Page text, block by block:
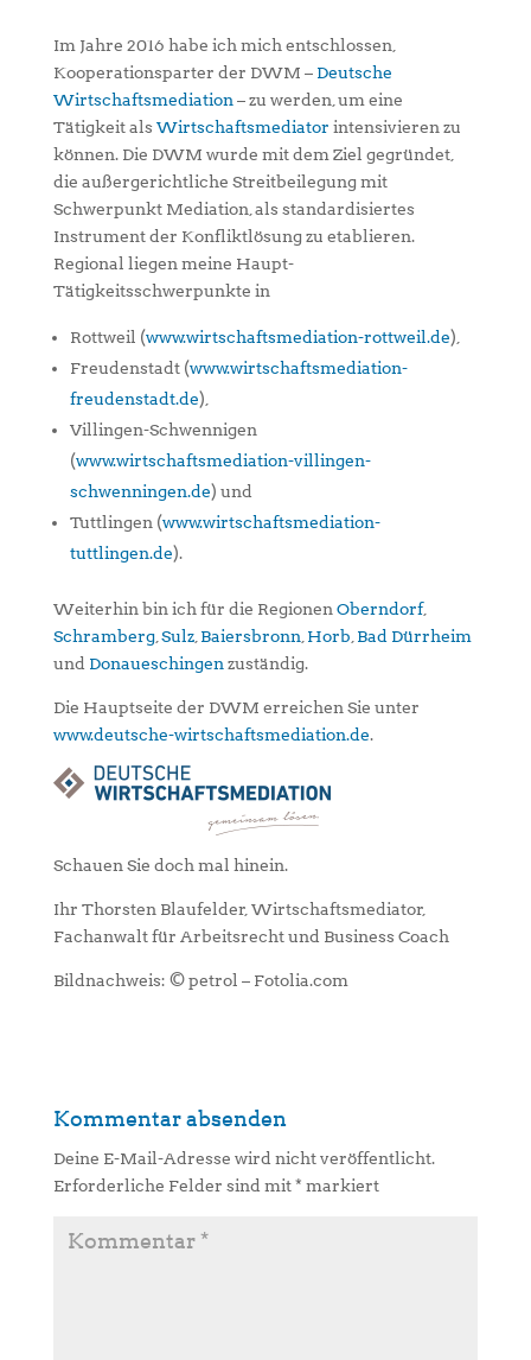
Im Jahre 2016 habe ich mich entschlossen,
Kooperationsparter der DWM – Deutsche
Wirtschaftsmediation – zu werden, um eine
Tätigkeit alsWirtschaftsmediator intensivieren zu
können. Die DWM wurde mit dem Ziel gegründet,
die außergerichtliche Streitbeilegung mit
Schwerpunkt Mediation, als standardisiertes
Instrument der Konfliktlösung zu etablieren.
Regional liegen meine Haupt-
Tätigkeitsschwerpunkte in
Rottweil (www.wirtschaftsmediation-rottweil.de),
Freudenstadt (www.wirtschaftsmediation-
freudenstadt.de),
Villingen-Schwennigen
(www.wirtschaftsmediation-villingen-
schwenningen.de) und
Tuttlingen (www.wirtschaftsmediation-
tuttlingen.de).
Weiterhin bin ich für die Regionen Oberndorf,
Schramberg, Sulz, Baiersbronn Horb Bad Dürrheim
und Donaueschingen zuständig.
Die Hauptseite der DWM erreichen Sie unter
www.deutsche-wirtschaftsmediation.de.
Schauen Sie doch mal hinein.
Ihr Thorsten Blaufelder, Wirtschaftsmediator,
Fachanwalt für Arbeitsrecht und Business Coach
Bildnachweis: © petrol – Fotolia.com
Kommentar absenden
Deine E-Mail-Adresse wird nicht veröffentlicht.
Erforderliche Felder sind mit* markiert